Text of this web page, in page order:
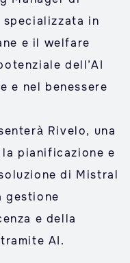
specializzata in
e il welfare
dell’AI
e nel benessere
Rivelo, una
pianificazione e
di Mistral
gestione
e della
AI.